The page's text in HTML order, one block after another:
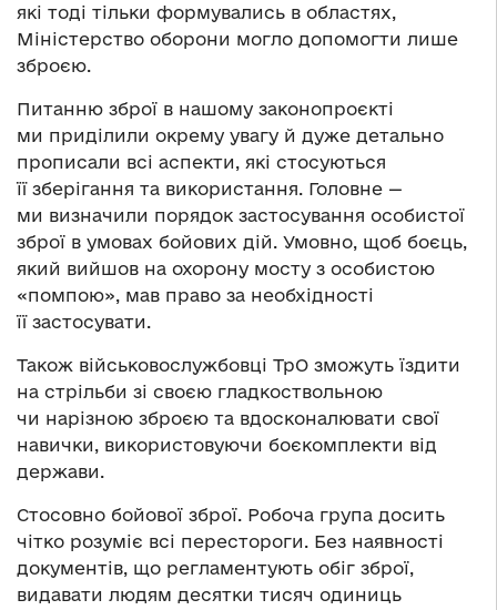
які тоді тільки формувались в областях,
Міністерство оборони могло допомогти лише
зброєю.
Питанню зброї в нашому законопроєкті
ми приділили окрему увагу й дуже детально
прописали всі аспекти, які стосуються
її зберігання та використання. Головне —
ми визначили порядок застосування особистої
зброї в умовах бойових дій. Умовно, щоб боєць,
який вийшов на охорону мосту з особистою
«помпою», мав право за необхідності
її застосувати.
Також військовослужбовці ТрО зможуть їздити
на стрільби зі своєю гладкоствольною
чи нарізною зброєю та вдосконалювати свої
навички, використовуючи боєкомплекти від
держави.
Стосовно бойової зброї. Робоча група досить
чітко розуміє всі перестороги. Без наявності
документів, що регламентують обіг зброї,
видавати людям десятки тисяч одиниць